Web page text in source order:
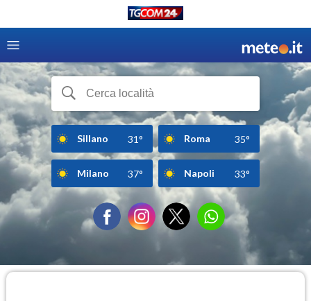
Sillano 31° Roma 35°
Milano 37° Napoli 33°